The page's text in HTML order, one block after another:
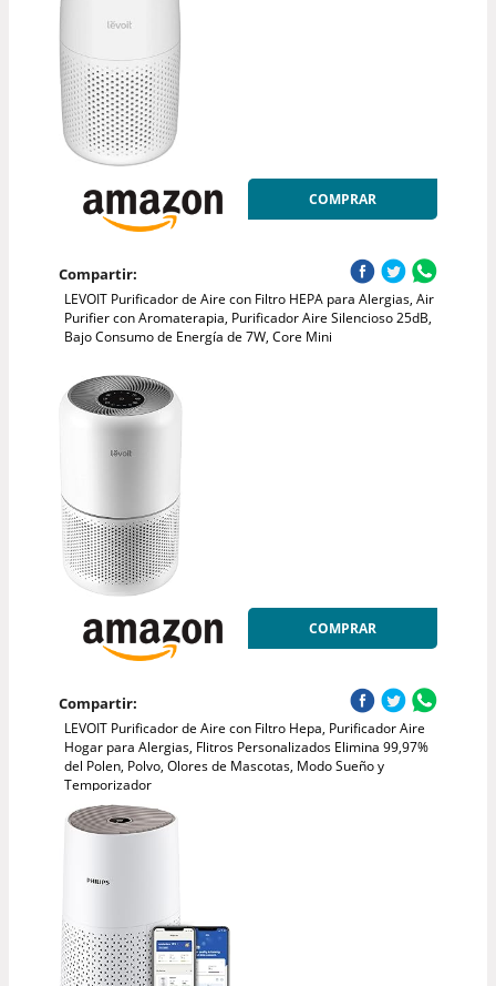
COMPRAR
Compartir:
LEVOIT Purificador de Aire con Filtro HEPA para Alergias, Air
Purifier con Aromaterapia, Purificador Aire Silencioso 25dB,
Bajo Consumo de Energía de 7W, Core Mini
COMPRAR
Compartir:
LEVOIT Purificador de Aire con Filtro Hepa, Purificador Aire
Hogar para Alergias, Flitros Personalizados Elimina 99,97%
del Polen, Polvo, Olores de Mascotas, Modo Sueño y
Temporizador